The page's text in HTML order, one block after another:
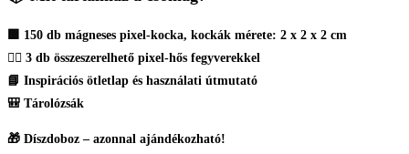
🟩 150 db mágneses pixel-kocka, kockák mérete: 2 x 2 x 2 cm
🧍‍♂️ 3 db összeszerelhető pixel-hős fegyverekkel
📘 Inspirációs ötletlap és használati útmutató
🎒 Tárolózsák
🎁 Díszdoboz – azonnal ajándékozható!